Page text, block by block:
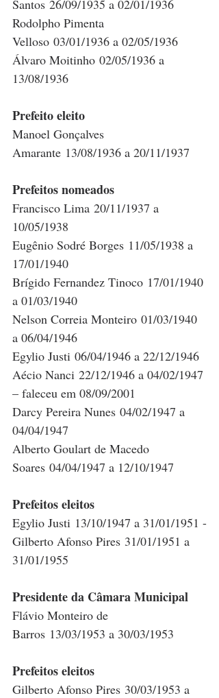
Santos 26/09/1935 a 02/01/1936
Rodolpho Pimenta
Velloso 03/01/1936 a 02/05/1936
Álvaro Moitinho 02/05/1936 a
13/08/1936
Prefeito eleito
Manoel Gonçalves
Amarante 13/08/1936 a 20/11/1937
Prefeitos nomeados
Francisco Lima 20/11/1937 a
10/05/1938
Eugênio Sodré Borges 11/05/1938 a
17/01/1940
Brígido Fernandez Tinoco 17/01/1940
a 01/03/1940
Nelson Correia Monteiro 01/03/1940
a 06/04/1946
Egylio Justi 06/04/1946 a 22/12/1946
Aécio Nanci 22/12/1946 a 04/02/1947
– faleceu em 08/09/2001
Darcy Pereira Nunes 04/02/1947 a
04/04/1947
Alberto Goulart de Macedo
Soares 04/04/1947 a 12/10/1947
Prefeitos eleitos
Egylio Justi 13/10/1947 a 31/01/1951 -
Gilberto Afonso Pires 31/01/1951 a
31/01/1955
Presidente da Câmara Municipal
Flávio Monteiro de
Barros 13/03/1953 a 30/03/1953
Prefeitos eleitos
Gilberto Afonso Pires 30/03/1953 a